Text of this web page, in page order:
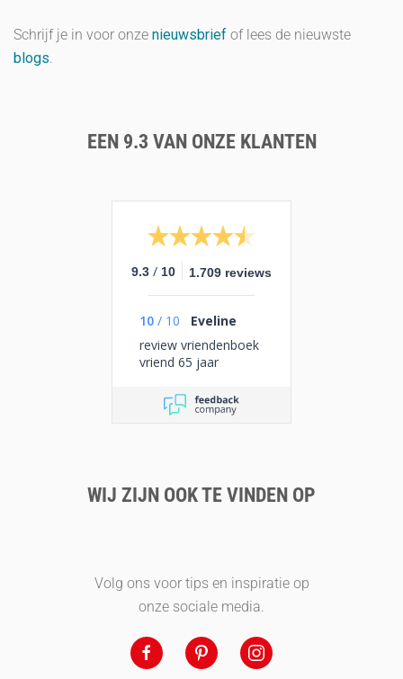
Schrijf je in voor onze nieuwsbrief of lees de nieuwste
blogs.
EEN 9.3 VAN ONZE KLANTEN
9.3 / 10 1.709 reviews
10 / 10
Eveline
review vriendenboek
vriend 65 jaar
WIJ ZIJN OOK TE VINDEN OP
Volg ons voor tips en inspiratie op
onze sociale media.